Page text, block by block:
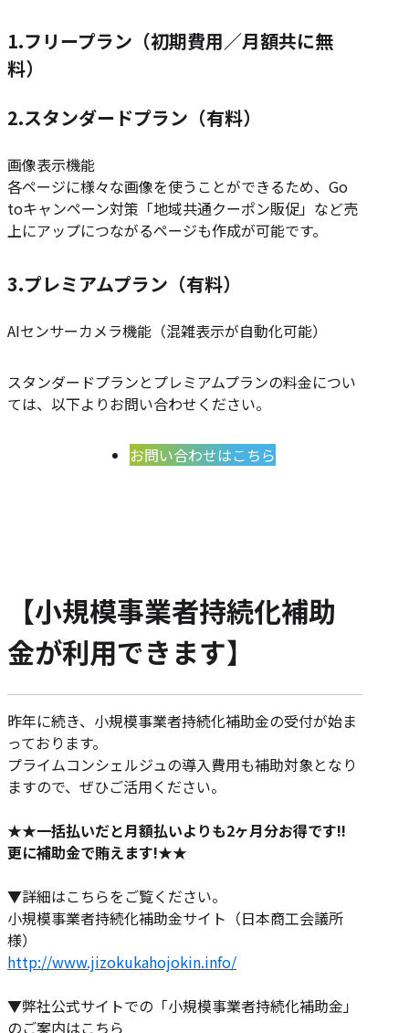
1.フリープラン（初期費用／月額共に無
料）
2.スタンダードプラン（有料）
画像表示機能
各ページに様々な画像を使うことができるため、Go
toキャンペーン対策「地域共通クーポン販促」など売
上にアップにつながるページも作成が可能です。
3.プレミアムプラン（有料）
AIセンサーカメラ機能（混雑表示が自動化可能）
スタンダードプランとプレミアムプランの料金につい
ては、以下よりお問い合わせください。
お問い合わせはこちら
【小規模事業者持続化補助
金が利用できます】
昨年に続き、小規模事業者持続化補助金の受付が始ま
っております。
プライムコンシェルジュの導入費用も補助対象となり
ますので、ぜひご活用ください。
★★一括払いだと月額払いよりも2ヶ月分お得です!!
更に補助金で賄えます!★★
▼詳細はこちらをご覧ください。
小規模事業者持続化補助金サイト（日本商工会議所
様）
http://www.jizokukahojokin.info/
▼弊社公式サイトでの「小規模事業者持続化補助金」
のご案内はこちら